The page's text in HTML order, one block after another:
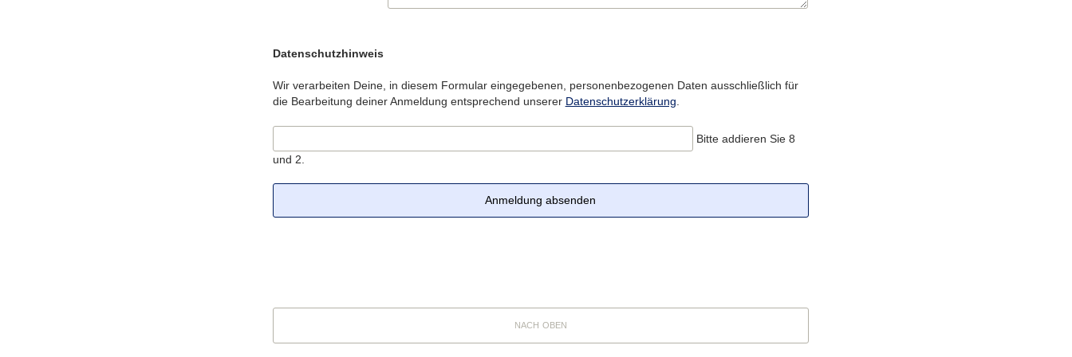
Datenschutzhinweis
Wir verarbeiten Deine, in diesem Formular eingegebenen, personenbezogenen Daten ausschließlich für
die Bearbeitung deiner Anmeldung entsprechend unserer Datenschutzerklärung.
Bitte addieren Sie 8
und 2.
Anmeldung absenden
nach oben